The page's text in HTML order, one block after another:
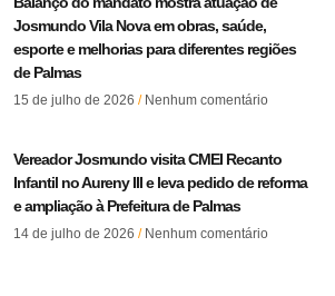
Josmundo Vila Nova em obras, saúde,
esporte e melhorias para diferentes regiões
de Palmas
15 de julho de 2026 Nenhum comentário
Vereador Josmundo visita CMEI Recanto
Infantil no Aureny III e leva pedido de reforma
e ampliação à Prefeitura de Palmas
14 de julho de 2026 Nenhum comentário